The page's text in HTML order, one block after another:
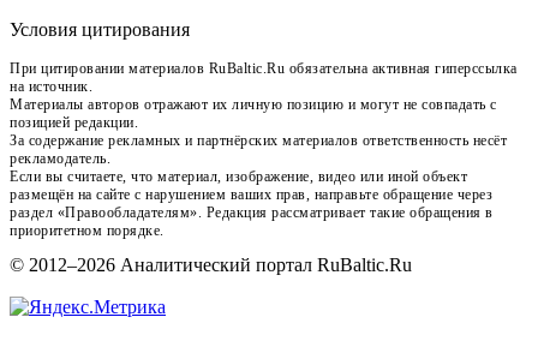
Условия цитирования
При цитировании материалов RuBaltic.Ru обязательна активная гиперссылка
на источник.
Материалы авторов отражают их личную позицию и могут не совпадать с
позицией редакции.
За содержание рекламных и партнёрских материалов ответственность несёт
рекламодатель.
Если вы считаете, что материал, изображение, видео или иной объект
размещён на сайте с нарушением ваших прав, направьте обращение через
раздел «Правообладателям». Редакция рассматривает такие обращения в
приоритетном порядке.
© 2012–2026 Аналитический портал RuBaltic.Ru